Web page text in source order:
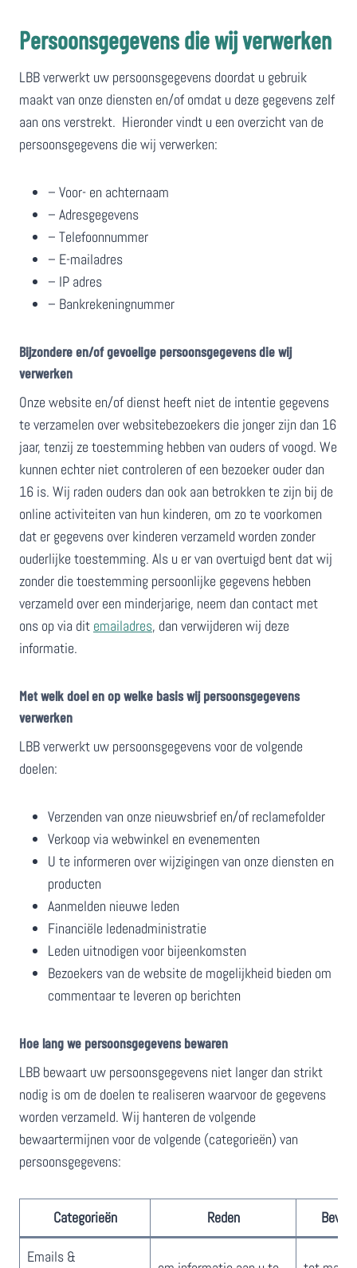
Persoonsgegevens die wij verwerken
LBB verwerkt uw persoonsgegevens doordat u gebruik
maakt van onze diensten en/of omdat u deze gegevens zelf
aan ons verstrekt. Hieronder vindt u een overzicht van de
persoonsgegevens die wij verwerken:
– Voor- en achternaam
– Adresgegevens
– Telefoonnummer
– E-mailadres
– IP adres
– Bankrekeningnummer
Bijzondere en/of gevoelige persoonsgegevens die wij
verwerken
Onze website en/of dienst heeft niet de intentie gegevens
te verzamelen over websitebezoekers die jonger zijn dan 16
jaar​, ​tenzij ze toestemming hebben van ouders of voogd. We
kunnen echter niet controleren of een bezoeker ouder dan
16 is. Wij raden ouders dan ook aan betrokken te zijn bij de
online activiteiten van hun kinderen, om zo te voorkomen
dat er gegevens over kinderen verzameld worden zonder
ouderlijke toestemming. Als ​u er van overtuigd bent dat wij
zonder die toestemming persoonlijke gegevens hebben
verzameld over een minderjarige, neem dan contact met
ons op via ​​dit emailadres, dan verwijderen wij deze
informatie.
Met welk doel en op welke basis ​wij persoonsgegevens
verwerken
​​LBB verwerkt uw persoonsgegevens voor de volgende
doelen:
Verzenden van onze nieuwsbrief en/of reclamefolder
Verk​oop via ​webwinkel en evenementen
U te informeren over wijzigingen van onze diensten en
producten
Aanmelden ​nieuwe leden
Financiële ledenadministratie
Leden uitnodigen voor bijeenkomsten
Bezoekers van de website de mogelijkheid bieden om
commentaar te leveren op berichten
​Hoe lang we persoonsgegevens bewaren
​LBB bewaart uw persoonsgegevens niet langer dan strikt
nodig is om de doelen te realiseren waarvoor de gegevens
worden verzameld. Wij hanteren de volgende
bewaartermijnen voor de volgende (categorieën) van
persoonsgegevens:
​​Categorieën ​​Reden
Emails &